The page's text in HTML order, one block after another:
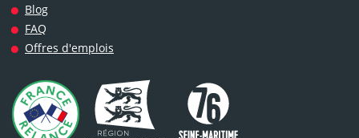
Blog
FAQ
Offres d'emplois